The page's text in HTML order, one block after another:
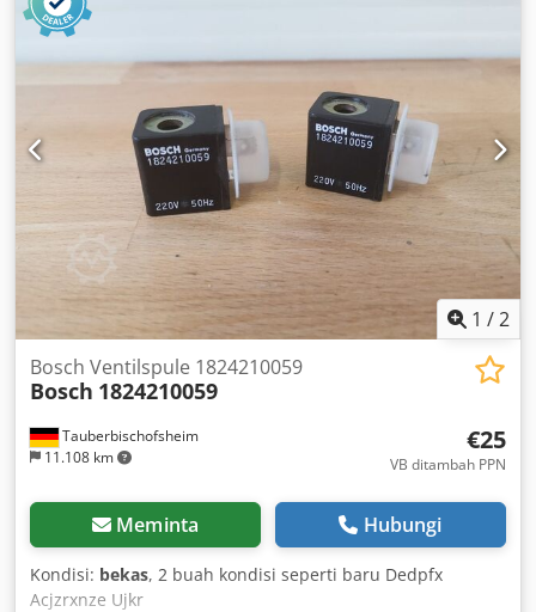
1 /2
Tauberbischofsheim
11.108 km
Bosch Ventilspule 1824210059
Bosch 1824210059
€25
VB ditambah PPN
Meminta Hubungi
Kondisi: bekas, 2 buah kondisi seperti baru Dedpfx
Acjzrxnze Ujkr